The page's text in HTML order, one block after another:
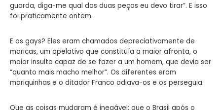
guarda, diga-me qual das duas peças eu devo tirar”. E isso
foi praticamente ontem.
E os gays? Eles eram chamados depreciativamente de
maricas, um apelativo que constituía a maior afronta, o
maior insulto capaz de se fazer a um homem, que devia ser
“quanto mais macho melhor”. Os diferentes eram
mariquinhas e o ditador Franco odiava-os e os perseguia.
Que as coisas mudaram é inegável; que o Brasil após o